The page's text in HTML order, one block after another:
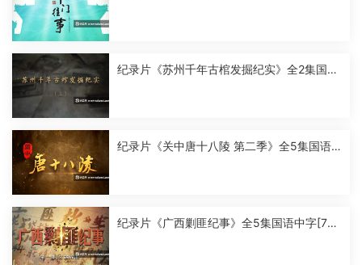
纪录片《苏州千年古棺发掘纪实》全2集国语
纪录片《关中唐十八陵 第二季》全5集国语
纪录片《广西剿匪纪事》全5集国语中字[720